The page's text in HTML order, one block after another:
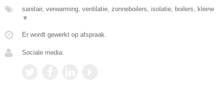
sanitair, verwarming, ventilatie, zonneboilers, isolatie, boilers, kleine
▼
Er wordt gewerkt op afspraak.
Sociale media: